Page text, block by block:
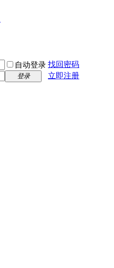
自动登录 找回密码
登录 立即注册